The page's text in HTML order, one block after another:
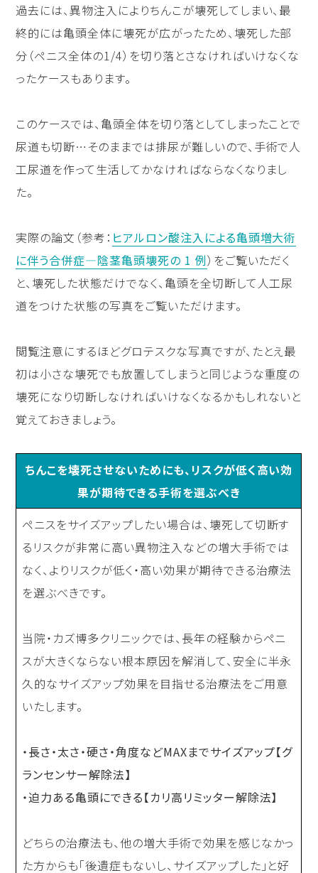
過去には、異物注入によりちんこが壊死してしまい、最
終的には亀頭全体に壊死が広がったため、壊死した部
分（ペニス全体の1/4）を切り落とさなければいけなくな
ったケースもあります。
このケースでは、亀頭全体を切り落としてしまったことで
尿道も切断…そのままでは排尿が難しいので、手術で人
工尿道を作って生活してかなければならなくなりまし
た。
実際の論文（参考： ヒアルロン酸注入による亀頭増大術
に伴う合併症―陰茎亀頭壊死の 1 例）をご覧いただく
と、壊死した状態だけでなく、亀頭を全切断して人工尿
道をつけた状態の写真をご覧いただけます。
閲覧注意にするほどグロテスクな写真ですが、たとえ最
初は小さな壊死でも放置してしまうと同じような重度の
壊死になり切断しなければいけなくなるかもしれないと
覚えておきましょう。
ちんこを壊死させないためにも、リスクが低く高い効
果が期待できる手術を選ぶべき
ペニスをサイズアップしたい場合は、壊死して切断す
るリスクが非常に高い異物注入などの増大手術では
なく、よりリスクが低く・高い効果が期待できる治療法
を選ぶべきです。
当院・カズ博多クリニックでは、長年の経験からペニ
スが大きくならない根本原因を解消して、安全に半永
久的なサイズアップ効果を目指せる治療法をご用意
いたします。
・長さ・太さ・硬さ・角度などMAXまでサイズアップ【グ
ランセンサー解除法】
・迫力ある亀頭にできる【カリ高リミッター解除法】
どちらの治療法も、他の増大手術で効果を感じなかっ
た方からも「後遺症もないし、サイズアップした」と好